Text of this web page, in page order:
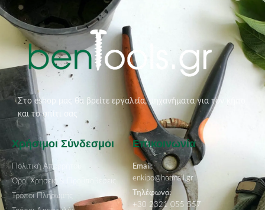
Στο eshop μας θα βρείτε εργαλεία, μηχανήματα για τον κήπο
και το σπίτι σας
Χρήσιμοι Σύνδεσμοι
Πολιτική Απορρήτου
Όροι Χρήσεις & Προϋποθέσεις
Τρόποι Πληρωμής
Επικοινωνία
Email:
enkipo@hotmail.gr
Τηλέφωνο:
+30 2321 055 557